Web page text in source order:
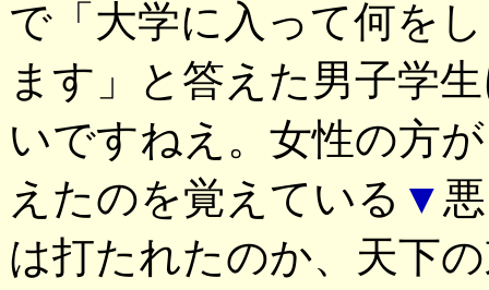
で「大学に入って何を
ます」と答えた男子学
いですねえ。女性の方
えたのを覚えている ▼
は打たれたのか、天下